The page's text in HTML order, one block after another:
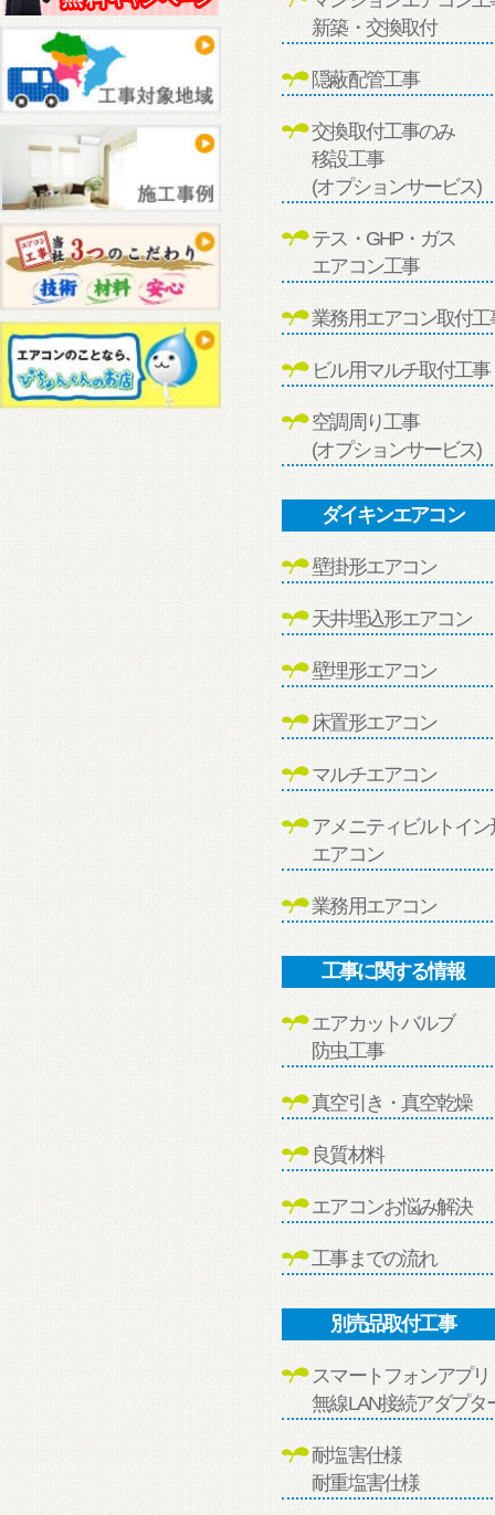
新築・交換取付
隠蔽配管工事
交換取付工事のみ
移設工事
(オプションサービス)
テス・GHP・ガス
エアコン工事
業務用エアコン取付工
ビル用マルチ取付工事
空調周り工事
(オプションサービス)
ダイキンエアコン
壁掛形エアコン
天井埋込形エアコン
壁埋形エアコン
床置形エアコン
マルチエアコン
アメニティビルトイン
エアコン
業務用エアコン
工事に関する情報
エアカットバルブ
防虫工事
真空引き・真空乾燥
良質材料
エアコンお悩み解決
工事までの流れ
別売品取付工事
スマートフォンアプリ
無線LAN接続アダプタ
耐塩害仕様
耐重塩害仕様